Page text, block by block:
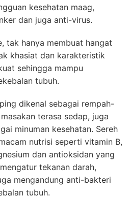
kesehatan maag,
dan juga anti-virus.
tak hanya membuat hangat
khasiat dan karakteristik
sehingga mampu
tubuh.
dikenal sebagai rempah-
terasa sedap, juga
minuman kesehatan. Sereh
nutrisi seperti vitamin B,
dan antioksidan yang
tekanan darah,
mengandung anti-bakteri
tubuh.